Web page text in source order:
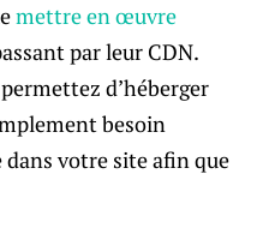
mettre en œuvre
par leur CDN.
d’héberger
besoin
dans votre site afin que